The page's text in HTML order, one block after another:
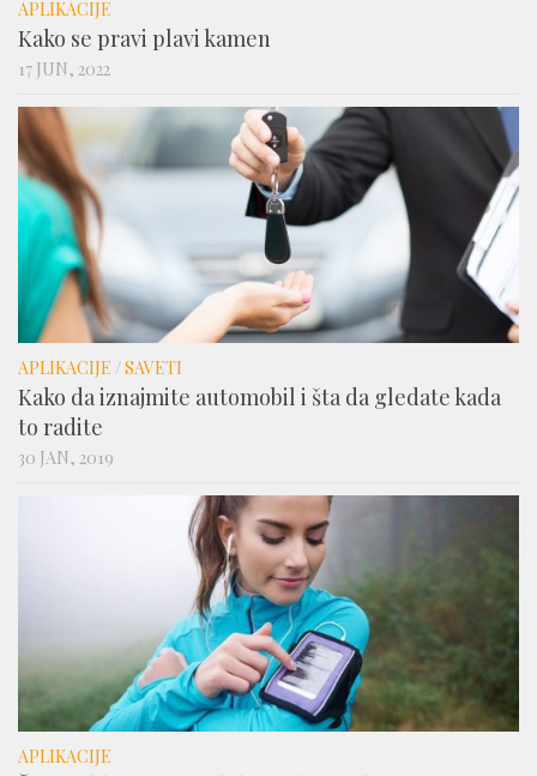
APLIKACIJE
Kako se pravi plavi kamen
17 JUN, 2022
APLIKACIJE /SAVETI
Kako da iznajmite automobil i šta da gledate kada
to radite
30 JAN, 2019
APLIKACIJE